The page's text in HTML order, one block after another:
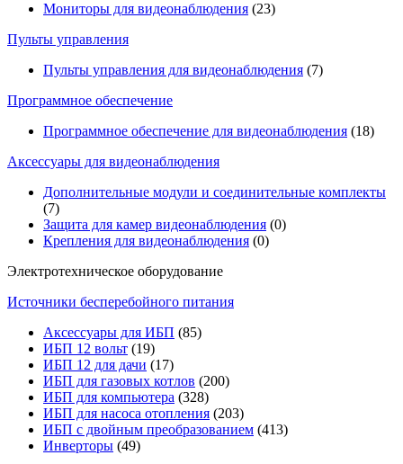
Мониторы для видеонаблюдения (23)
Пульты управления
Пульты управления для видеонаблюдения (7)
Программное обеспечение
Программное обеспечение для видеонаблюдения (18)
Аксессуары для видеонаблюдения
Дополнительные модули и соединительные комплекты
(7)
Защита для камер видеонаблюдения (0)
Крепления для видеонаблюдения (0)
Электротехническое оборудование
Источники бесперебойного питания
Аксессуары для ИБП (85)
ИБП 12 вольт (19)
ИБП 12 для дачи (17)
ИБП для газовых котлов (200)
ИБП для компьютера (328)
ИБП для насоса отопления (203)
ИБП с двойным преобразованием (413)
Инверторы (49)